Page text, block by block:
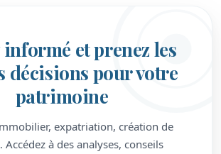
informé et prenez les
décisions pour votre
patrimoine
expatriation, création de
à des analyses, conseils